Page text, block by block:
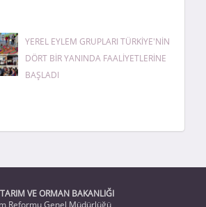
YEREL EYLEM GRUPLARI TÜRKİYE'NİN
DÖRT BİR YANINDA FAALİYETLERİNE
BAŞLADI
VE ORMAN BAKANLIĞI
Reformu Genel Müdürlüğü